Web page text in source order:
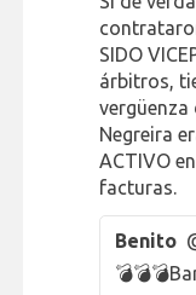
SIDO
árbitros,
vergüenza
Negreira
ACTIVO
facturas.
Benito